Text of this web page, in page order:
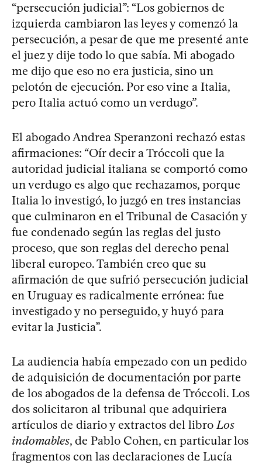
“persecución judicial”: “Los gobiernos de
izquierda cambiaron las leyes y comenzó la
persecución, a pesar de que me presenté ante
el juez y dije todo lo que sabía. Mi abogado
me dijo que eso no era justicia, sino un
pelotón de ejecución. Por eso vine a Italia,
pero Italia actuó como un verdugo”.
El abogado Andrea Speranzoni rechazó estas
afirmaciones: “Oír decir a Tróccoli que la
autoridad judicial italiana se comportó como
un verdugo es algo que rechazamos, porque
Italia lo investigó, lo juzgó en tres instancias
que culminaron en el Tribunal de Casación y
fue condenado según las reglas del justo
proceso, que son reglas del derecho penal
liberal europeo. También creo que su
afirmación de que sufrió persecución judicial
en Uruguay es radicalmente errónea: fue
investigado y no perseguido, y huyó para
evitar la Justicia”.
La audiencia había empezado con un pedido
de adquisición de documentación por parte
de los abogados de la defensa de Tróccoli. Los
dos solicitaron al tribunal que adquiriera
artículos de diario y extractos del libro Los
indomables, de Pablo Cohen, en particular los
fragmentos con las declaraciones de Lucía